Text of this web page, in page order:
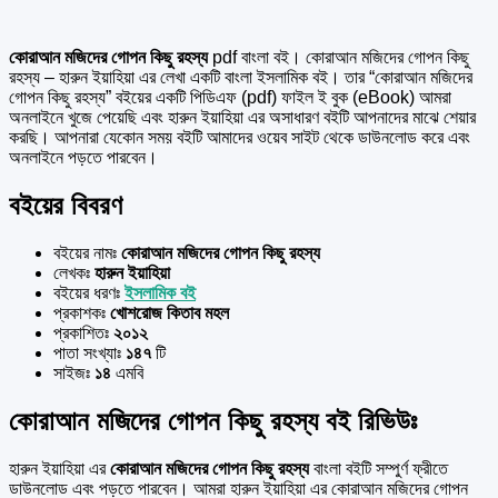
কোরাআন মজিদের গোপন কিছু রহস্য pdf বাংলা বই। কোরাআন মজিদের গোপন কিছু
রহস্য – হারুন ইয়াহিয়া এর লেখা একটি বাংলা ইসলামিক বই। তার “কোরাআন মজিদের
গোপন কিছু রহস্য” বইয়ের একটি পিডিএফ (pdf) ফাইল ই বুক (eBook) আমরা
অনলাইনে খুজে পেয়েছি এবং হারুন ইয়াহিয়া এর অসাধারণ বইটি আপনাদের মাঝে শেয়ার
করছি। আপনারা যেকোন সময় বইটি আমাদের ওয়েব সাইট থেকে ডাউনলোড করে এবং
অনলাইনে পড়তে পারবেন।
বইয়ের বিবরণ
বইয়ের নামঃ কোরাআন মজিদের গোপন কিছু রহস্য
লেখকঃ হারুন ইয়াহিয়া
বইয়ের ধরণঃইসলামিক বই
প্রকাশকঃ খোশরোজ কিতাব মহল
প্রকাশিতঃ ২০১২
পাতা সংখ্যাঃ ১৪৭ টি
সাইজঃ ১৪ এমবি
কোরাআন মজিদের গোপন কিছু রহস্য বই রিভিউঃ
হারুন ইয়াহিয়া এরকোরাআন মজিদের গোপন কিছু রহস্যবাংলা বইটি সম্পুর্ণ ফ্রীতে
ডাউনলোড এবং পড়তে পারবেন। আমরা হারুন ইয়াহিয়া এর কোরাআন মজিদের গোপন